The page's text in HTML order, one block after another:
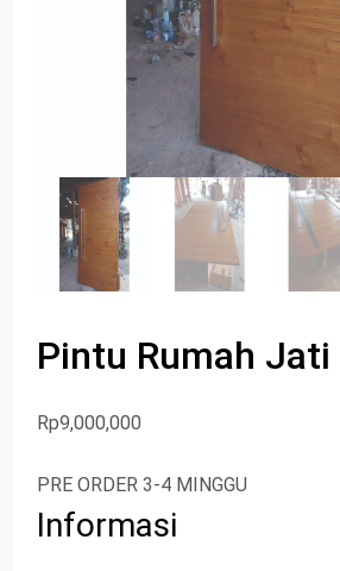
Pintu Rumah Jati
Rp9,000,000
PRE ORDER 3-4 MINGGU
Informasi